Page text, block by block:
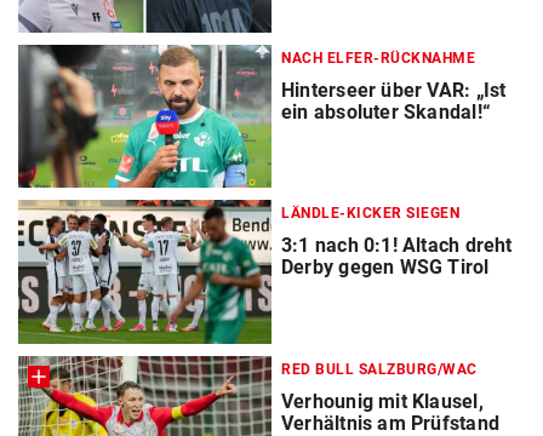
NACH ELFER-RÜCKNAHME
Hinterseer über VAR: „Ist
ein absoluter Skandal!“
LÄNDLE-KICKER SIEGEN
3:1 nach 0:1! Altach dreht
Derby gegen WSG Tirol
RED BULL SALZBURG/WAC
Verhounig mit Klausel,
Verhältnis am Prüfstand